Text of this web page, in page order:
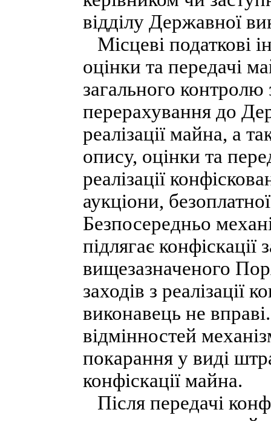
відділу Державної
Місцеві податкові
оцінки та передачі
загального
перерахування до
реалізації майна, а
опису, оцінки та
реалізації
аукціони,
Безпосередньо
підлягає
вищезазначеного
заходів з реалізації
виконавець не
відмінностей
покарання у виді
конфіскації майна.
Після передачі